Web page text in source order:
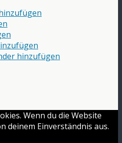
hinzufügen
Wenn du die Website
deinem Einverständnis aus.